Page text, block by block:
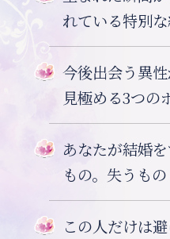
れている特別
今後出会う異性
見極める3つの
あなたが結婚
もの。失うもの
この人だけは